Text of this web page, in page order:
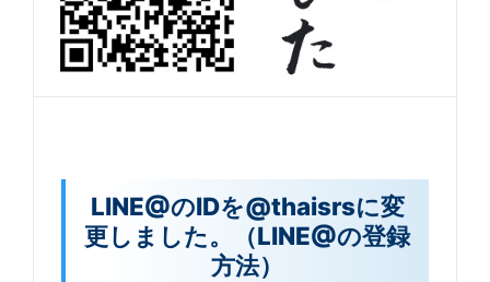
LINE@のIDを@thaisrsに変
更しました。（LINE@の登録
方法）